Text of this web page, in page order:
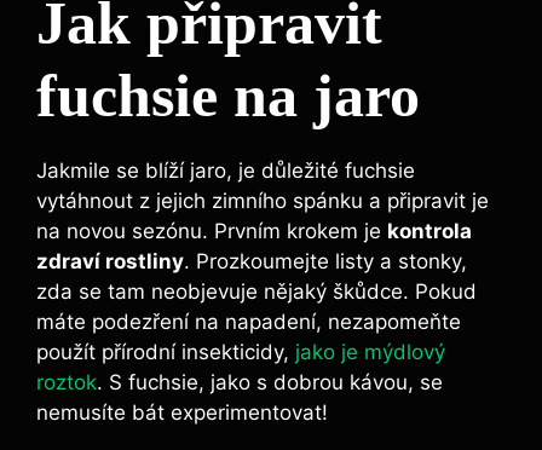
Jak připravit
fuchsie na jaro
Jakmile se blíží jaro, je důležité fuchsie
vytáhnout z jejich zimního spánku a připravit je
na novou sezónu. Prvním krokem je kontrola
zdraví rostliny. Prozkoumejte listy a stonky,
zda se tam neobjevuje nějaký škůdce. Pokud
máte podezření na napadení, nezapomeňte
použít přírodní insekticidy, jako je mýdlový
roztok. S fuchsie, jako s dobrou kávou, se
nemusíte bát experimentovat!